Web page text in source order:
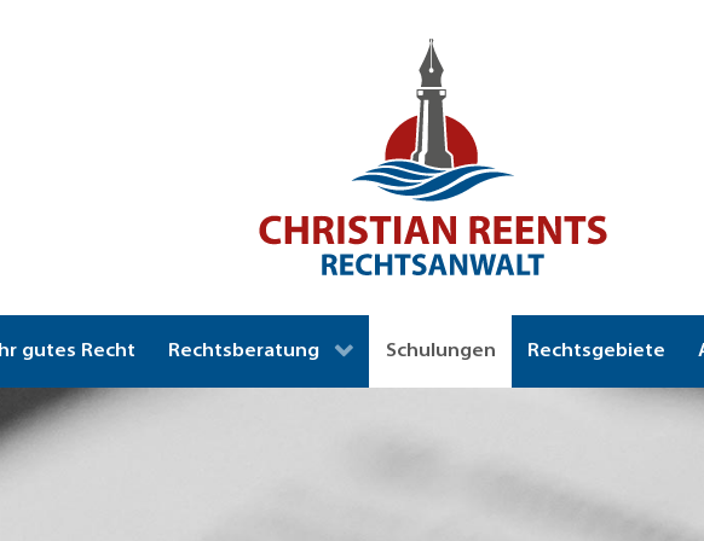
Ihr gutes Recht Rechtsberatung Schulungen Rechtsgebiete